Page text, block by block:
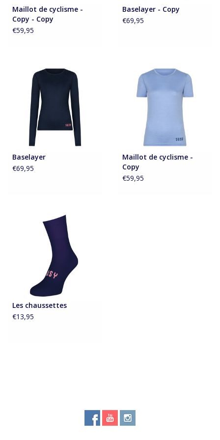
Accessoires
Maillot de cyclisme -
Copy - Copy
€59,95
Baselayer - Copy
€69,95
Baselayer
€69,95
Maillot de cyclisme -
Copy
€59,95
Les chaussettes
€13,95